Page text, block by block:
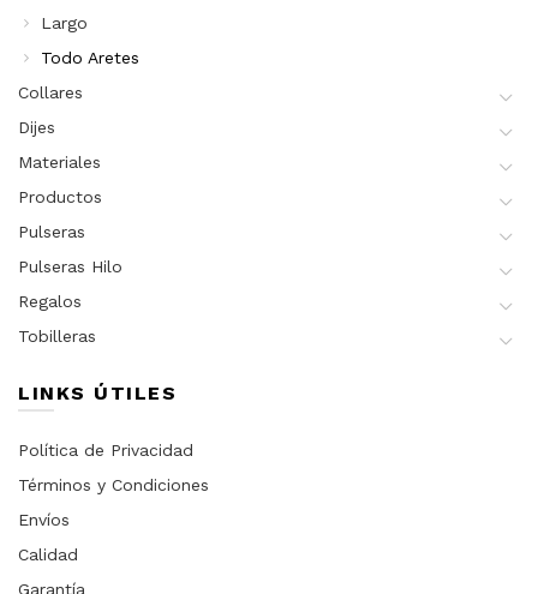
Largo
Todo Aretes
Collares
Dijes
Materiales
Productos
Pulseras
Pulseras Hilo
Regalos
Tobilleras
LINKS ÚTILES
Política de Privacidad
Términos y Condiciones
Envíos
Calidad
Garantía